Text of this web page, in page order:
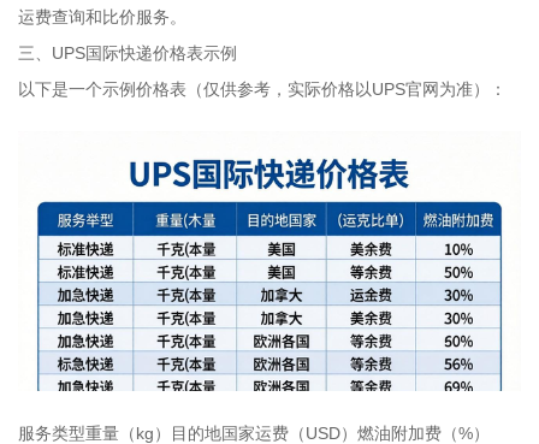
运费查询和比价服务。
三、UPS国际快递价格表示例
以下是一个示例价格表（仅供参考，实际价格以UPS官网为准）：
服务类型重量（kg）目的地国家运费（USD）燃油附加费（%）